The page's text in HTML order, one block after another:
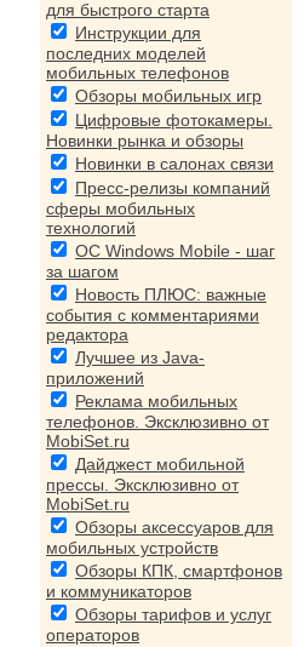
для быстрого старта
Инструкции для
последних моделей
мобильных телефонов
Обзоры мобильных игр
Цифровые фотокамеры.
Новинки рынка и обзоры
Новинки в салонах связи
Пресс-релизы компаний
сферы мобильных
технологий
ОС Windows Mobile - шаг
за шагом
Новость ПЛЮС: важные
события с комментариями
редактора
Лучшее из Java-
приложений
Реклама мобильных
телефонов. Эксклюзивно от
MobiSet.ru
Дайджест мобильной
прессы. Эксклюзивно от
MobiSet.ru
Обзоры аксессуаров для
мобильных устройств
Обзоры КПК, смартфонов
и коммуникаторов
Обзоры тарифов и услуг
операторов